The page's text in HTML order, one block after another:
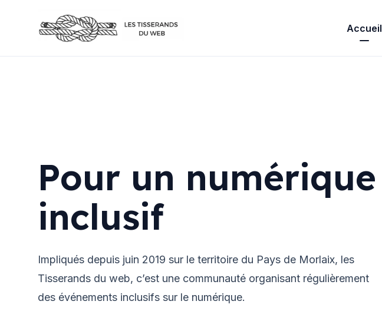
Accueil
Pour un numérique
inclusif
Impliqués depuis juin 2019 sur le territoire du Pays de Morlaix, les
Tisserands du web, c’est une communauté organisant régulièrement
des événements inclusifs sur le numérique.